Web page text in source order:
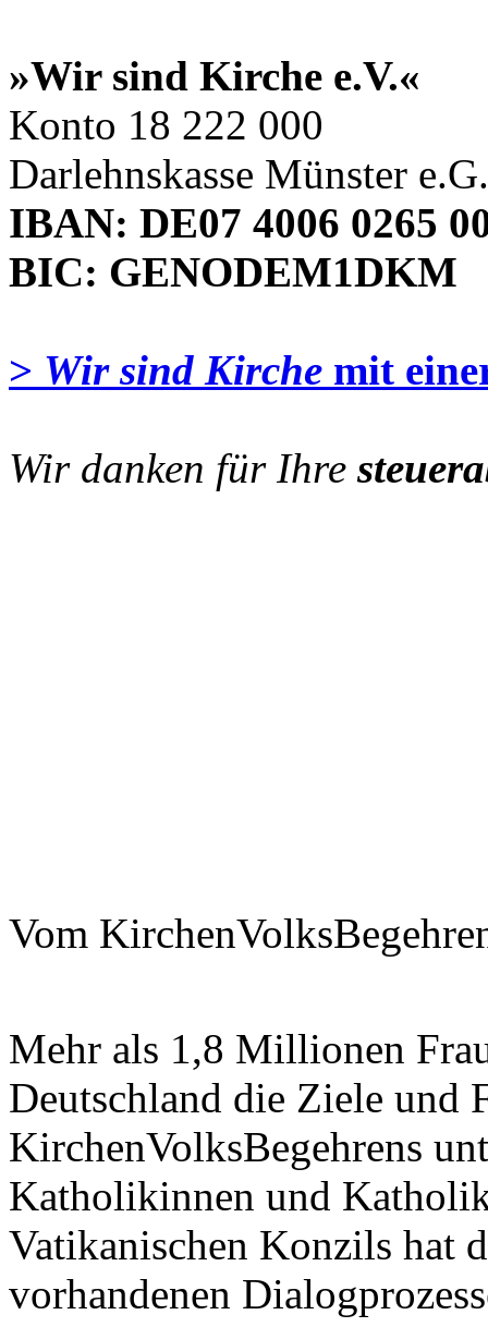
»Wir sind Kirche e.V.«
Konto 18 222 000
Darlehnskasse Münster
IBAN: DE07 4006 0265
BIC: GENODEM1DKM
> Wir sind Kirche mit
Wir danken für Ihre
Vom
Mehr als 1,8 Millionen
Deutschland die Ziele und
KirchenVolksBegehrens
Katholikinnen und
Vatikanischen Konzils hat
vorhandenen